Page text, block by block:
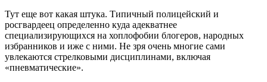
Тут еще вот какая штука. Типичный полицейский и
росгвардеец определенно куда адекватнее
специализирующихся на хоплофобии блогеров, народных
избранников и иже с ними. Не зря очень многие сами
увлекаются стрелковыми дисциплинами, включая
«пневматические».